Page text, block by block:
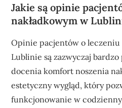
Jakie są opinie
nakładkowym w
Opinie pacjentów o leczeniu
Lublinie są zazwyczaj
docenia komfort noszenia
estetyczny wygląd, który
funkcjonowanie w